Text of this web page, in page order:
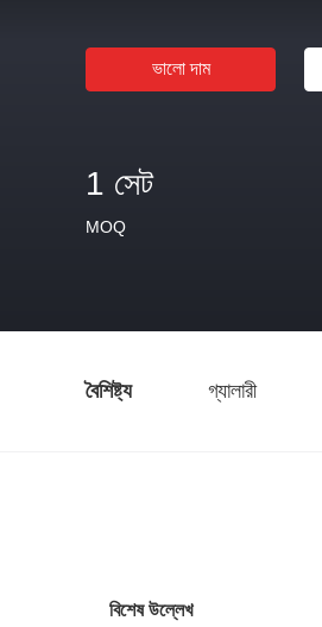
ভালো দাম
1 সেট
MOQ
বৈশিষ্ট্য গ্যালারী
বিশেষ উল্লেখ